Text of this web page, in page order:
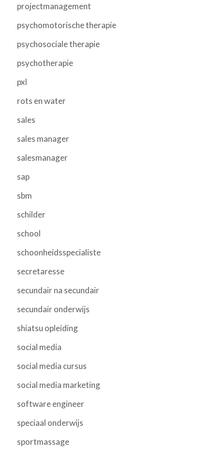
projectmanagement
psychomotorische therapie
psychosociale therapie
psychotherapie
pxl
rots en water
sales
sales manager
salesmanager
sap
sbm
schilder
school
schoonheidsspecialiste
secretaresse
secundair na secundair
secundair onderwijs
shiatsu opleiding
social media
social media cursus
social media marketing
software engineer
speciaal onderwijs
sportmassage